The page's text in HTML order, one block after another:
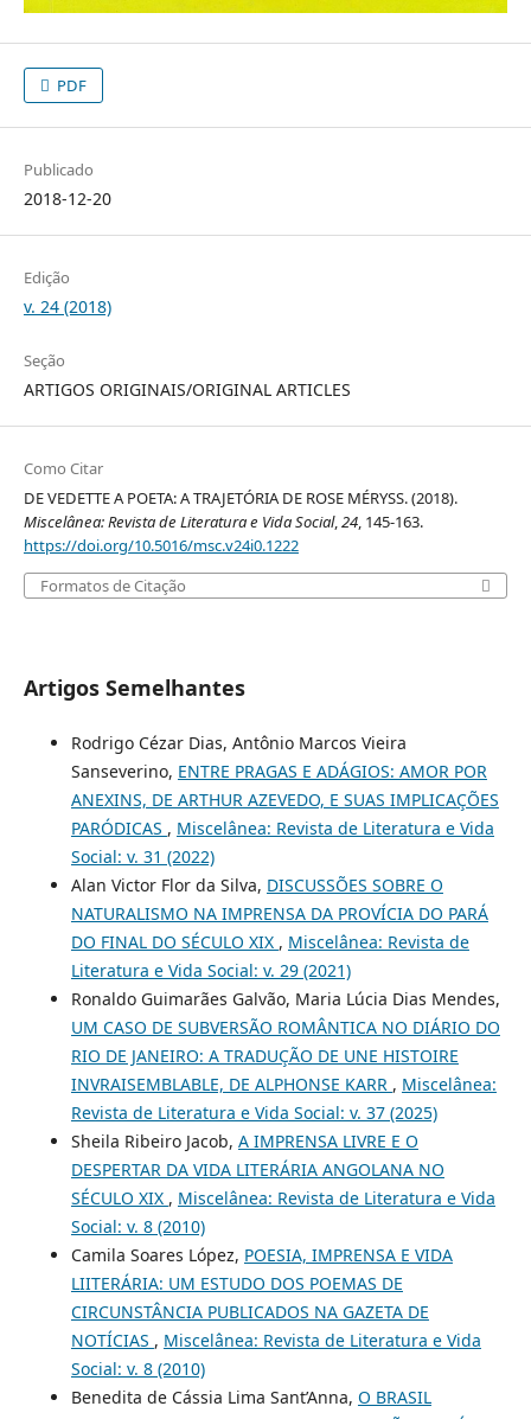
PDF
Publicado
2018-12-20
Edição
v. 24 (2018)
Seção
ARTIGOS ORIGINAIS/ORIGINAL ARTICLES
Como Citar
DE VEDETTE A POETA: A TRAJETÓRIA DE ROSE MÉRYSS. (2018).
Miscelânea: Revista de Literatura e Vida Social,24, 145-163.
https://doi.org/10.5016/msc.v24i0.1222
Formatos de Citação
Artigos Semelhantes
Rodrigo Cézar Dias, Antônio Marcos Vieira
Sanseverino, ENTRE PRAGAS E ADÁGIOS: AMOR POR
ANEXINS, DE ARTHUR AZEVEDO, E SUAS IMPLICAÇÕES
PARÓDICAS , Miscelânea: Revista de Literatura e Vida
Social: v. 31 (2022)
Alan Victor Flor da Silva, DISCUSSÕES SOBRE O
NATURALISMO NA IMPRENSA DA PROVÍCIA DO PARÁ
DO FINAL DO SÉCULO XIX , Miscelânea: Revista de
Literatura e Vida Social: v. 29 (2021)
Ronaldo Guimarães Galvão, Maria Lúcia Dias Mendes,
UM CASO DE SUBVERSÃO ROMÂNTICA NO DIÁRIO DO
RIO DE JANEIRO: A TRADUÇÃO DE UNE HISTOIRE
INVRAISEMBLABLE, DE ALPHONSE KARR , Miscelânea:
Revista de Literatura e Vida Social: v. 37 (2025)
Sheila Ribeiro Jacob, A IMPRENSA LIVRE E O
DESPERTAR DA VIDA LITERÁRIA ANGOLANA NO
SÉCULO XIX , Miscelânea: Revista de Literatura e Vida
Social: v. 8 (2010)
Camila Soares López, POESIA, IMPRENSA E VIDA
LIITERÁRIA: UM ESTUDO DOS POEMAS DE
CIRCUNSTÂNCIA PUBLICADOS NA GAZETA DE
NOTÍCIAS , Miscelânea: Revista de Literatura e Vida
Social: v. 8 (2010)
Benedita de Cássia Lima Sant’Anna, O BRASIL